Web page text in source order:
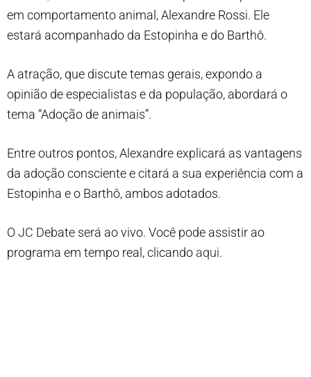
em comportamento animal, Alexandre Rossi. Ele
estará acompanhado da Estopinha e do Barthô.
A atração, que discute temas gerais, expondo a
opinião de especialistas e da população, abordará o
tema “Adoção de animais”.
Entre outros pontos, Alexandre explicará as vantagens
da adoção consciente e citará a sua experiência com a
Estopinha e o Barthô, ambos adotados.
O JC Debate será ao vivo. Você pode assistir ao
programa em tempo real, clicando aqui.